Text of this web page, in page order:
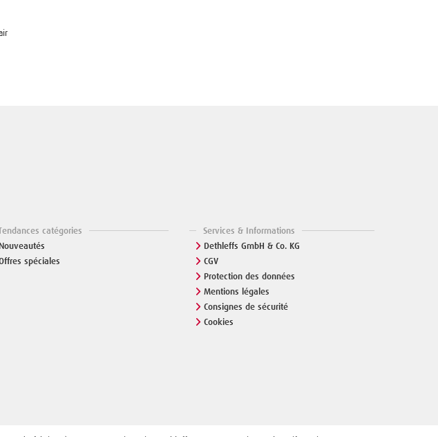
catégories
Nouveautés
spéciales
Services & Informations
Dethleffs GmbH & Co. KG
CGV
Protection des données
Mentions légales
Consignes de sécurité
Cookies